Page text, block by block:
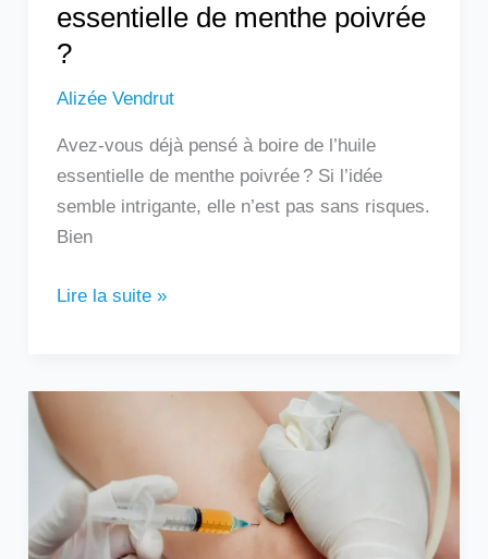
essentielle de menthe poivrée
?
Alizée Vendrut
Avez-vous déjà pensé à boire de l’huile
essentielle de menthe poivrée ? Si l’idée
semble intrigante, elle n’est pas sans risques.
Bien
Lire la suite »
de
combien
de